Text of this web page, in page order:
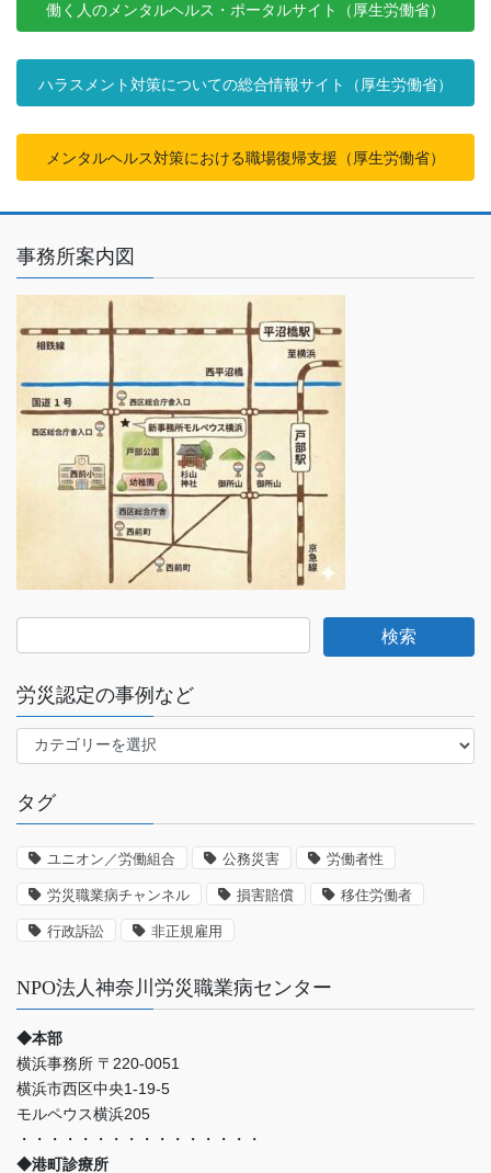
働く人のメンタルヘルス・ポータルサイト（厚生労働省）
ハラスメント対策についての総合情報サイト（厚生労働省）
メンタルヘルス対策における職場復帰支援（厚生労働省）
事務所案内図
労災認定の事例など
災
定
の
事
な
ど
タグ
ユニオン／労働組合 公務災害 労働者性
労災職業病チャンネル 損害賠償 移住労働者
行政訴訟 非正規雇用
NPO法人神奈川労災職業病センター
◆本部
横浜事務所 〒220-0051
横浜市西区中央1-19-5
モルペウス横浜205
・・・・・・・・・・・・・・・・
◆港町診療所